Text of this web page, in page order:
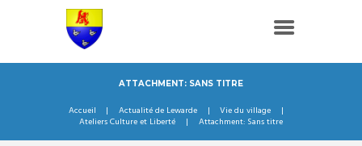
ATTACHMENT: SANS TITRE
Accueil Actualité de Lewarde
Vie du village
Ateliers Culture et Liberté
Attachment: Sans titre